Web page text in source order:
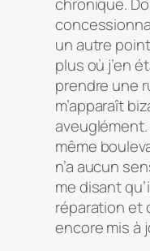
un autre
plus où j’en
prendre une
m’apparaît
aveuglément.
même
n’a aucun
me disant
réparation et
encore mis à